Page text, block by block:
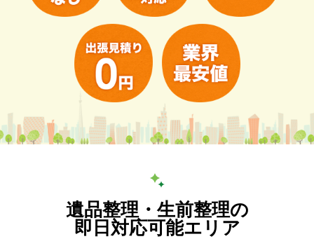
遺品整理・生前整理の
即日対応可能エリア